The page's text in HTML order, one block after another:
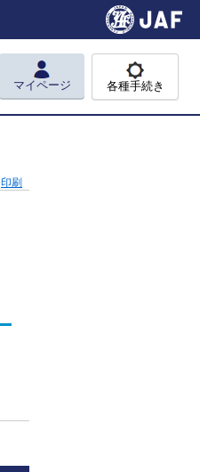
マイページ 各種手続き
印刷